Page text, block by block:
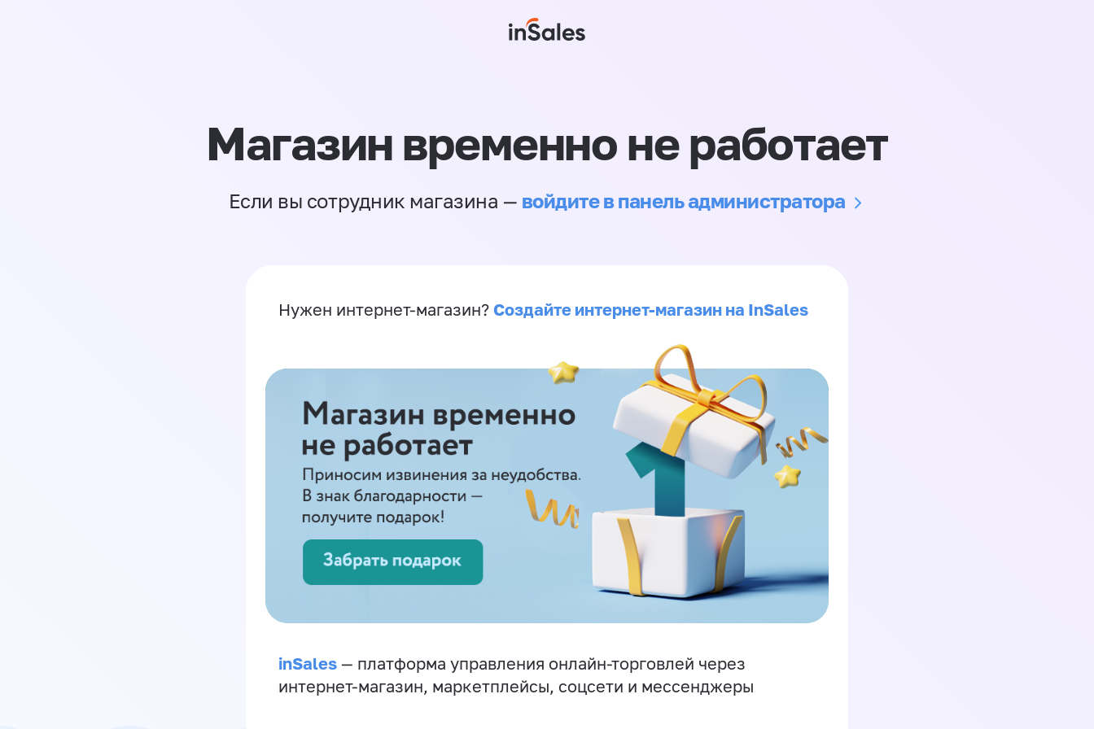
Магазин временно не работает
Если вы сотрудник магазина — войдите в панель администратора
Нужен интернет-магазин? Создайте интернет-магазин на InSales
inSales — платформа управления онлайн-торговлей через
интернет-магазин, маркетплейсы, соцсети и мессенджеры